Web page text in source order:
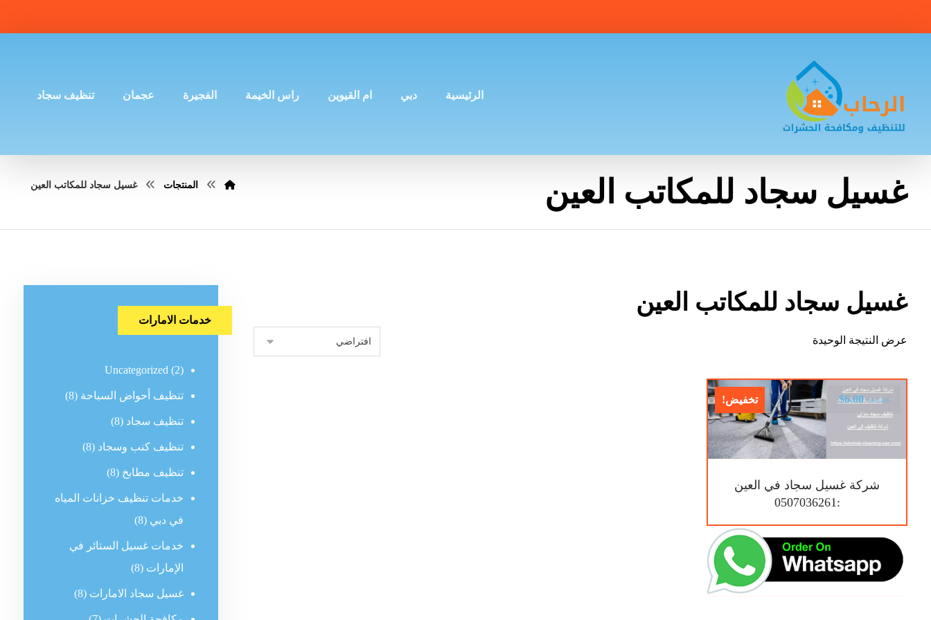
الرئيسية دبي ام القيوين راس الخيمة الفجيرة عجمان تنظيف سجاد
غسيل سجاد للمكاتب العين المنتجات غسيل سجاد للمكاتب العين
غسيل سجاد للمكاتب العين
عرض النتيجة الوحيدة
تخفيض!
شركة غسيل سجاد في العين
:0507036261
$10.00
$6.00
خدمات الامارات
Uncategorized (2)
تنظيف أحواض السباحة (8)
تنظيف سجاد (8)
تنظيف كنب وسجاد (8)
تنظيف مطابخ (8)
خدمات تنظيف خزانات المياه
في دبي (8)
خدمات غسيل الستائر في
الإمارات (8)
غسيل سجاد الامارات (8)